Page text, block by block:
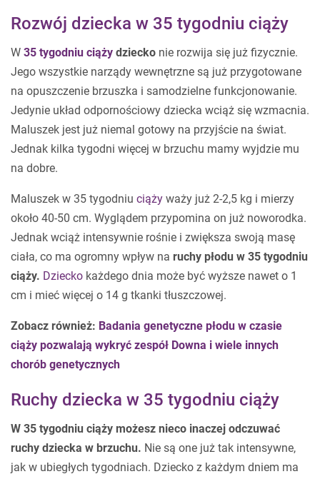
Rozwój dziecka w 35 tygodniu ciąży
W 35 tygodniu ciąży dziecko nie rozwija się już fizycznie.
Jego wszystkie narządy wewnętrzne są już przygotowane
na opuszczenie brzuszka i samodzielne funkcjonowanie.
Jedynie układ odpornościowy dziecka wciąż się wzmacnia.
Maluszek jest już niemal gotowy na przyjście na świat.
Jednak kilka tygodni więcej w brzuchu mamy wyjdzie mu
na dobre.
Maluszek w 35 tygodniu ciąży waży już 2-2,5 kg i mierzy
około 40-50 cm. Wyglądem przypomina on już noworodka.
Jednak wciąż intensywnie rośnie i zwiększa swoją masę
ciała, co ma ogromny wpływ na ruchy płodu w 35 tygodniu
ciąży. Dziecko każdego dnia może być wyższe nawet o 1
cm i mieć więcej o 14 g tkanki tłuszczowej.
Zobacz również: Badania genetyczne płodu w czasie
ciąży pozwalają wykryć zespół Downa i wiele innych
chorób genetycznych
Ruchy dziecka w 35 tygodniu ciąży
W 35 tygodniu ciąży możesz nieco inaczej odczuwać
ruchy dziecka w brzuchu. Nie są one już tak intensywne,
jak w ubiegłych tygodniach. Dziecko z każdym dniem ma